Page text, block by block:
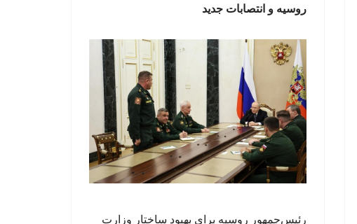
روسیه و انتصابات جدید
رئیس‌جمهور روسیه برای بهبود ساختار وزارت